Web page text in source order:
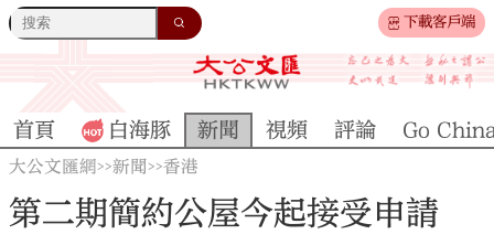
下載客戶端
首頁 白海豚 新聞 視頻 評論 Go
大公文匯網>>新聞>>香港
第二期簡約公屋今起接受申請